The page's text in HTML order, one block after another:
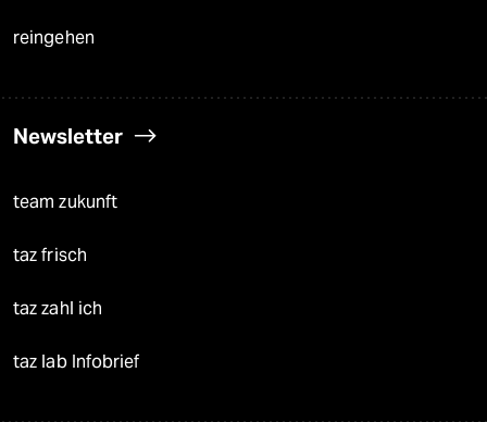
reingehen
Newsletter
team zukunft
taz frisch
taz zahl ich
taz lab Infobrief